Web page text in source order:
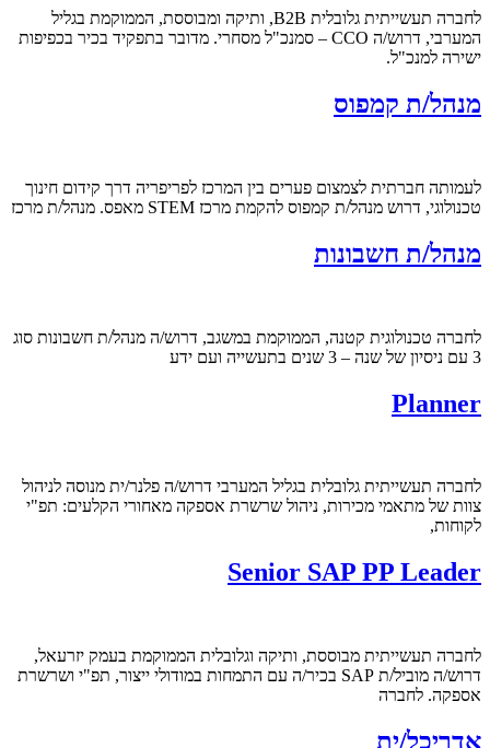
לחברה תעשייתית גלובלית B2B, ותיקה ומבוססת, הממוקמת בגליל
המערבי, דרוש/ה CCO – סמנכ"ל מסחרי. מדובר בתפקיד בכיר בכפיפות
ישירה למנכ"ל.
מנהל/ת קמפוס
לעמותה חברתית לצמצום פערים בין המרכז לפריפריה דרך קידום חינוך
טכנולוגי, דרוש מנהל/ת קמפוס להקמת מרכז STEM מאפס. מנהל/ת מרכז
מנהל/ת חשבונות
לחברה טכנולוגית קטנה, הממוקמת במשגב, דרוש/ה מנהל/ת חשבונות סוג
3 עם ניסיון של שנה – 3 שנים בתעשייה ועם ידע
Planner
לחברה תעשייתית גלובלית בגליל המערבי דרוש/ה פלנר/ית מנוסה לניהול
צוות של מתאמי מכירות, ניהול שרשרת אספקה מאחורי הקלעים: תפ"י
לקוחות,
Senior SAP PP Leader
לחברה תעשייתית מבוססת, ותיקה וגלובלית הממוקמת בעמק יזרעאל,
דרוש/ה מוביל/ת SAP בכיר/ה עם התמחות במודולי ייצור, תפ"י ושרשרת
אספקה. לחברה
אדריכל/ית